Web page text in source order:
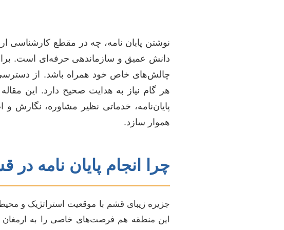
نوشتن پایان نامه، چه در مقطع
دانش عمیق و سازماندهی حرفه‌ای است.
چالش‌های خاص خود همراه باشد. از دسترسی
هر گام نیاز به هدایت صحیح دارد. این
پایان‌نامه، خدماتی نظیر مشاوره،
هموار سازد.
چرا انجام پایان نامه
جزیره زیبای قشم با موقعیت استراتژیک و
این منطقه هم فرصت‌های خاصی را به